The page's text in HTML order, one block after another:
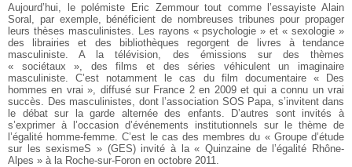
Aujourd’hui, le polémiste Eric Zemmour tout comme l’essayiste Alain
Soral, par exemple, bénéficient de nombreuses tribunes pour propager
leurs thèses masculinistes. Les rayons « psychologie » et « sexologie »
des librairies et des bibliothèques regorgent de livres à tendance
masculiniste. A la télévision, des émissions sur des thèmes
« sociétaux », des films et des séries véhiculent un imaginaire
masculiniste. C’est notamment le cas du film documentaire « Des
hommes en vrai », diffusé sur France 2 en 2009 et qui a connu un vrai
succès. Des masculinistes, dont l’association SOS Papa, s’invitent dans
le débat sur la garde alternée des enfants. D’autres sont invités à
s’exprimer à l’occasion d’événements institutionnels sur le thème de
l’égalité homme-femme. C’est le cas des membres du « Groupe d’étude
sur les sexismeS » (GES) invité à la « Quinzaine de l’égalité Rhône-
Alpes » à la Roche-sur-Foron en octobre 2011.